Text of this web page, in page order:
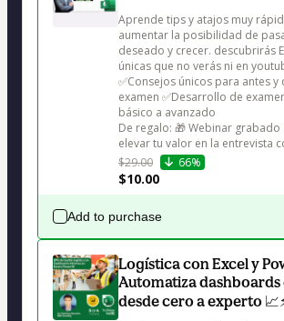
Aprende tips y atajos muy
aumentar la posibilidad de
deseado y crecer. descubrirás
únicas que no verás ni en
✅Consejos únicos para antes y
examen ✅Desarrollo de
básico a avanzado
De regalo: 🎁 Webinar
elevar tu valor en la entrevista
$29.00
66%
$10.00
Add to purchase
Logística con Excel y
Automatiza dashboards
desde cero a experto